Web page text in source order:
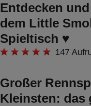
Entdecken
dem Little
Spieltisch ♥
147
Großer
Kleinsten: das